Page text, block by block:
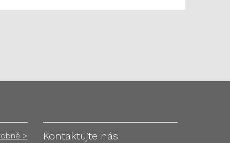
> Kontaktujte nás